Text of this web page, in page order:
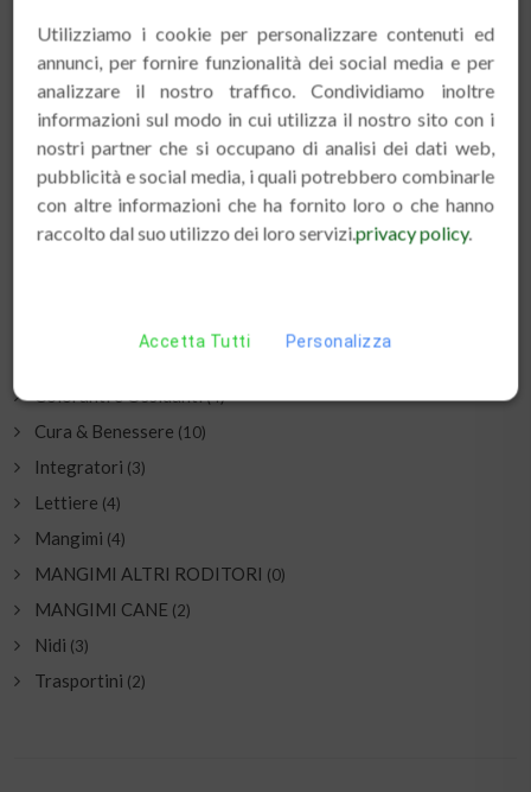
ALTRE CATEGORIE / VOLATILI
Accessori(8)
Accessori pappagalli(1)
Coloranti e Ossidanti(4)
Cura & Benessere (10)
Integratori (3)
Lettiere (4)
Mangimi (4)
MANGIMI ALTRI RODITORI (0)
MANGIMI CANE (2)
Nidi (3)
Trasportini (2)
Utilizziamo i cookie per personalizzare contenuti ed
annunci, per fornire funzionalità dei social media e per
analizzare il nostro traffico. Condividiamo inoltre
informazioni sul modo in cui utilizza il nostro sito con i
nostri partner che si occupano di analisi dei dati web,
pubblicità e social media, i quali potrebbero combinarle
con altre informazioni che ha fornito loro o che hanno
raccolto dal suo utilizzo dei loro servizi.privacy policy.
Accetta Tutti Personalizza